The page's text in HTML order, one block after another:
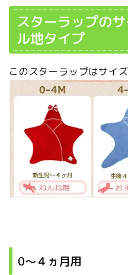
スターラップの
ル地タイプ
このスターラップはサイ
0～４ヵ月用